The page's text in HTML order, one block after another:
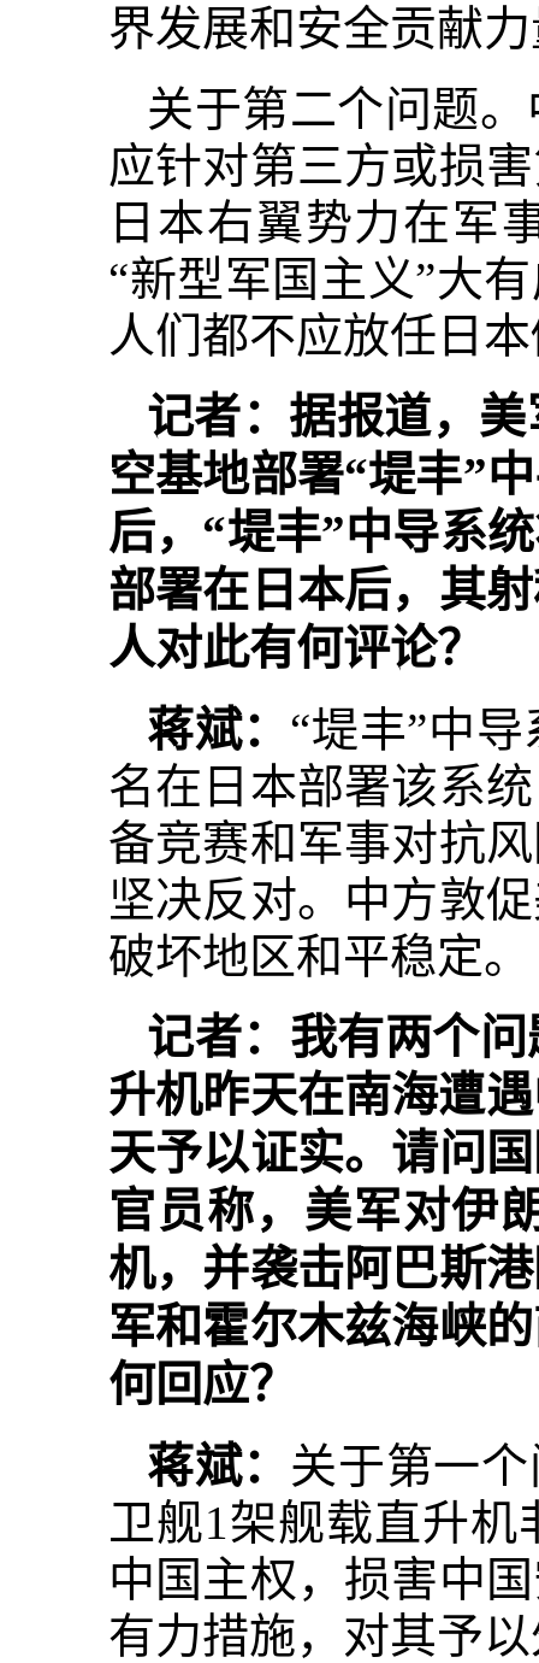
界发展和安全贡献
关于第二个问题
应针对第三方或损
日本右翼势力在军
“新型军国主义”大
人们都不应放任日
记者：据报道，
空基地部署“堤丰”
后，“堤丰”中导系
部署在日本后，其
人对此有何评论？
蒋斌： “堤丰”中
名在日本部署该系
备竞赛和军事对抗
坚决反对。中方敦
破坏地区和平稳定。
记者：我有两个
升机昨天在南海遭
天予以证实。请问
官员称，美军对伊
机，并袭击阿巴斯
军和霍尔木兹海峡
何回应？
蒋斌： 关于第一
卫舰1架舰载直升
中国主权，损害中
有力措施，对其予